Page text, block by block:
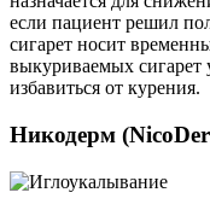
если пациент решил
сигарет носит
выкуриваемых
избавиться от курения.
Никодерм